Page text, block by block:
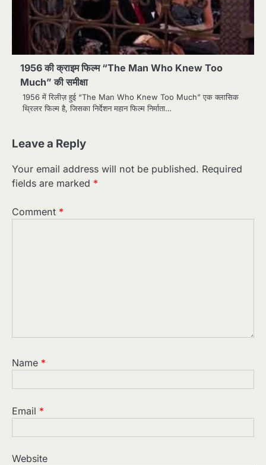
1956 की क्राइम फिल्म “The Man Who Knew Too
Much” की समीक्षा
1956 में रिलीज़ हुई “The Man Who Knew Too Much” एक क्लासिक
थ्रिलर फिल्म है, जिसका निर्देशन महान फिल्म निर्माता…
Leave a Reply
Your email address will not be published. Required
fields are marked *
Comment *
Name *
Email *
Website